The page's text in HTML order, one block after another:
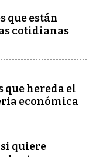
que están
cotidianas
que hereda el
económica
si quiere